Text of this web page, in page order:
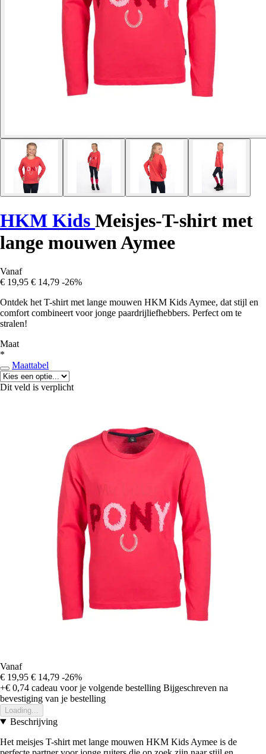
HKM Kids Meisjes-T-shirt met
lange mouwen Aymee
Vanaf
€ 19,95 € 14,79 -26%
Ontdek het T-shirt met lange mouwen HKM Kids Aymee, dat stijl en
comfort combineert voor jonge paardrijliefhebbers. Perfect om te
stralen!
Maat
*
Maattabel
Dit veld is verplicht
Vanaf
€ 19,95 € 14,79 -26%
+€ 0,74 cadeau voor je volgende bestelling Bijgeschreven na
bevestiging van je bestelling
Loading...
Beschrijving
Het meisjes T-shirt met lange mouwen HKM Kids Aymee is de